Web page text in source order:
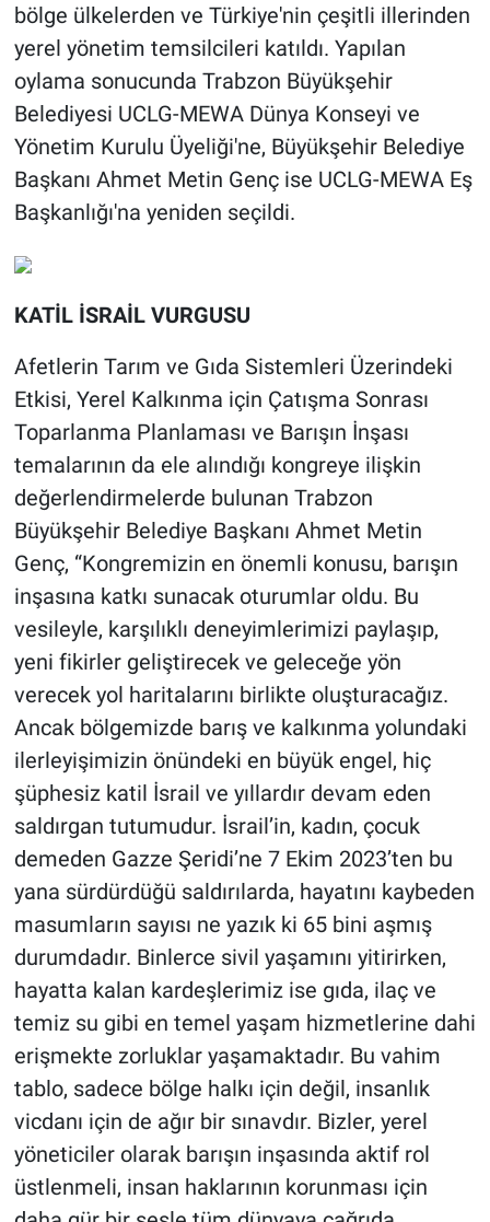
bölge ülkelerden ve Türkiye'nin çeşitli illerinden
yerel yönetim temsilcileri katıldı. Yapılan
oylama sonucunda Trabzon Büyükşehir
Belediyesi UCLG-MEWA Dünya Konseyi ve
Yönetim Kurulu Üyeliği'ne, Büyükşehir Belediye
Başkanı Ahmet Metin Genç ise UCLG-MEWA Eş
Başkanlığı'na yeniden seçildi.
KATİL İSRAİL VURGUSU
Afetlerin Tarım ve Gıda Sistemleri Üzerindeki
Etkisi, Yerel Kalkınma için Çatışma Sonrası
Toparlanma Planlaması ve Barışın İnşası
temalarının da ele alındığı kongreye ilişkin
değerlendirmelerde bulunan Trabzon
Büyükşehir Belediye Başkanı Ahmet Metin
Genç, “Kongremizin en önemli konusu, barışın
inşasına katkı sunacak oturumlar oldu. Bu
vesileyle, karşılıklı deneyimlerimizi paylaşıp,
yeni fikirler geliştirecek ve geleceğe yön
verecek yol haritalarını birlikte oluşturacağız.
Ancak bölgemizde barış ve kalkınma yolundaki
ilerleyişimizin önündeki en büyük engel, hiç
şüphesiz katil İsrail ve yıllardır devam eden
saldırgan tutumudur. İsrail’in, kadın, çocuk
demeden Gazze Şeridi’ne 7 Ekim 2023’ten bu
yana sürdürdüğü saldırılarda, hayatını kaybeden
masumların sayısı ne yazık ki 65 bini aşmış
durumdadır. Binlerce sivil yaşamını yitirirken,
hayatta kalan kardeşlerimiz ise gıda, ilaç ve
temiz su gibi en temel yaşam hizmetlerine dahi
erişmekte zorluklar yaşamaktadır. Bu vahim
tablo, sadece bölge halkı için değil, insanlık
vicdanı için de ağır bir sınavdır. Bizler, yerel
yöneticiler olarak barışın inşasında aktif rol
üstlenmeli, insan haklarının korunması için